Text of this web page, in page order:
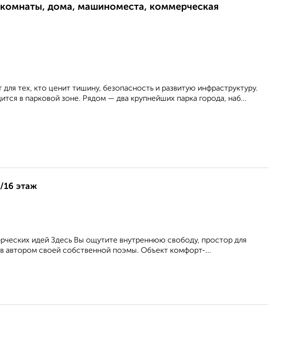
дома, машиноместа, коммерческая
тех, кто ценит тишину, безопасность и развитую инфраструктуру.
в парковой зоне. Рядом — два крупнейших парка города, наб...
16 этаж
идей Здесь Вы ощутите внутреннюю свободу, простор для
автором своей собственной поэмы. Объект комфорт-...